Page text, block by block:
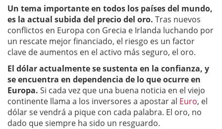
Un tema importante en todos los países del mundo,
es la actual subida del precio del oro. Tras nuevos
conflictos en Europa con Grecia e Irlanda luchando por
un rescate mejor financiado, el riesgo es un factor
clave de aumentos en el activo más seguro, el oro.
El dólar actualmente se sustenta en la confianza, y
se encuentra en dependencia de lo que ocurre en
Europa. Si cada vez que una buena noticia en el viejo
continente llama a los inversores a apostar al Euro, el
dólar se vendrá a pique con cada palabra. El oro, no
dado que siempre ha sido un resguardo.